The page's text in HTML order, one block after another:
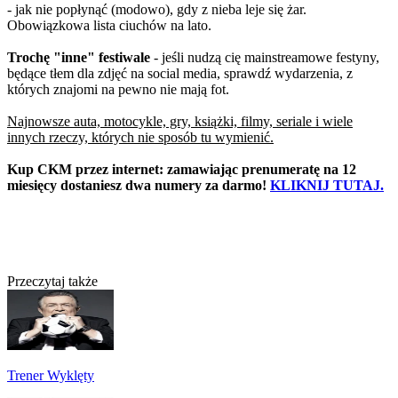
- jak nie popłynąć (modowo), gdy z nieba leje się żar.
Obowiązkowa lista ciuchów na lato.
Trochę "inne" festiwale - jeśli nudzą cię mainstreamowe festyny,
będące tłem dla zdjęć na social media, sprawdź wydarzenia, z
których znajomi na pewno nie mają fot.
Najnowsze auta, motocykle, gry, książki, filmy, seriale i wiele
innych rzeczy, których nie sposób tu wymienić.
Kup CKM przez internet: zamawiając prenumeratę na 12
miesięcy dostaniesz dwa numery za darmo! KLIKNIJ TUTAJ.
Przeczytaj także
Trener Wyklęty